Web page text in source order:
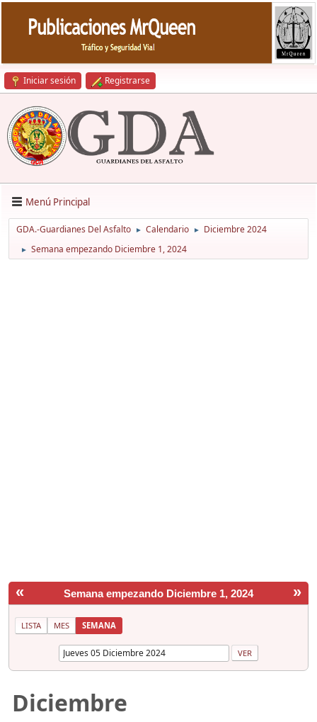
Iniciar sesión Registrarse
Menú Principal
GDA.-Guardianes Del Asfalto ► Calendario ► Diciembre 2024
► Semana empezando Diciembre 1, 2024
« »
Semana empezando Diciembre 1, 2024
LISTA MES SEMANA
Diciembre